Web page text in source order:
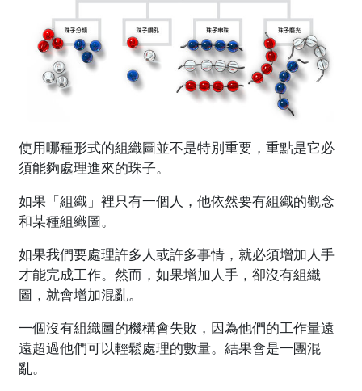
使用哪種形式的組織圖並不是特別重要，重點是它必
須能夠處理進來的珠子。
如果「組織」裡只有一個人，他依然要有組織的觀念
和某種組織圖。
如果我們要處理許多人或許多事情，就必須增加人手
才能完成工作。然而，如果增加人手，卻沒有組織
圖，就會增加混亂。
一個沒有組織圖的機構會失敗，因為他們的工作量遠
遠超過他們可以輕鬆處理的數量。結果會是一團混
亂。